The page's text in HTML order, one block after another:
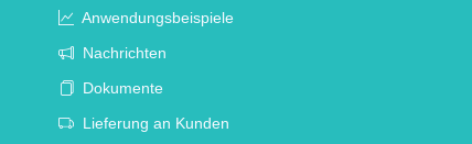
Anwendungsbeispiele
Nachrichten
Dokumente
Lieferung an Kunden